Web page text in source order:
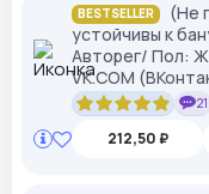
BESTSELLER
(Не
устойчивы к
Авторег/ Пол:
VK.COM
21
212,50 ₽